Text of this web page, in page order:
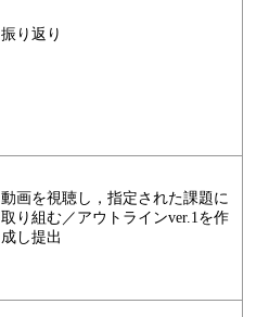
振り返り
動画を視聴し，指定された課題に
取り組む／アウトラインver.1を作
成し提出